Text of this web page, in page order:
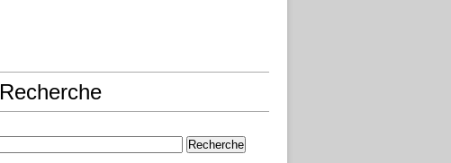
Recherche